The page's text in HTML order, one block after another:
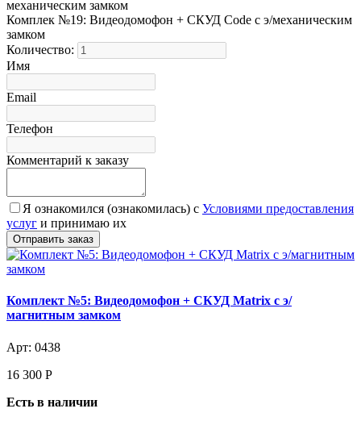
Комплек №19: Видеодомофон + СКУД Code с э/механическим
замком
Количество:
Имя
Email
Телефон
Комментарий к заказу
Я ознакомился (ознакомилась) с Условиями предоставления
услуг и принимаю их
Комплект №5: Видеодомофон + СКУД Matrix с э/
магнитным замком
Арт: 0438
16 300 Р
Есть в наличии